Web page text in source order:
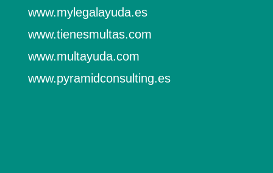
www.mylegalayuda.es
www.tienesmultas.com
www.multayuda.com
www.pyramidconsulting.es